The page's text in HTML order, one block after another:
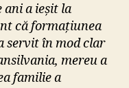
ani a ieșit la
că formațiunea
servit în mod clar
mereu a
familie a